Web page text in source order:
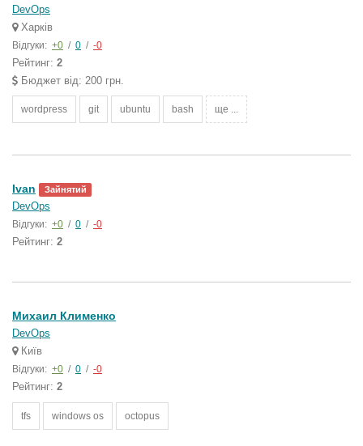
DevOps
Харків
Відгуки: +0 / 0 / -0
Рейтинг: 2
Бюджет від: 200 грн.
wordpress git ubuntu bash ще ...
Ivan Зайнятий
DevOps
Відгуки: +0 / 0 / -0
Рейтинг: 2
Михаил Клименко
DevOps
Київ
Відгуки: +0 / 0 / -0
Рейтинг: 2
tfs windows os octopus